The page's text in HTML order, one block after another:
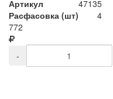
Артикул
47135
Расфасовка (шт)
4
772
-